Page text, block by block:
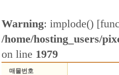
Warning: implode() [
/home/hosting_users/
on line 1979
매물번호